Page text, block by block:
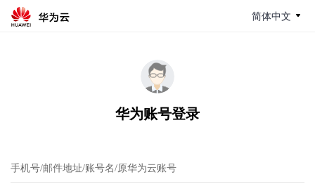
简体中文
华为账号登录